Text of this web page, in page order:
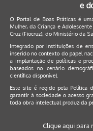
e
O Portal de Boas Práticas é
Mulher, da Criança e
Cruz (Fiocruz), do Ministério da
Integrado por instituições de
inserido no contexto do papel
a implantação de políticas e
baseados no cenário
científica disponível.
Este site é regido pela Política
garantir à sociedade o acesso
toda obra intelectual produzida
Clique aqui para